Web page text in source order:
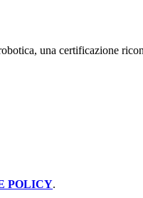
una certificazione
POLICY.